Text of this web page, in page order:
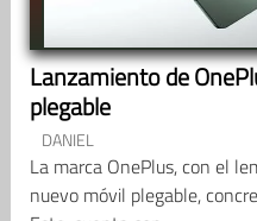
Lanzamiento de
plegable
DANIEL
La marca OnePlus, con el
nuevo móvil plegable,